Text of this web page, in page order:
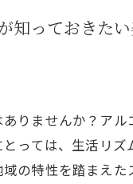
知っておきた
りませんか？ア
っては、生活リ
の特性を踏まえ